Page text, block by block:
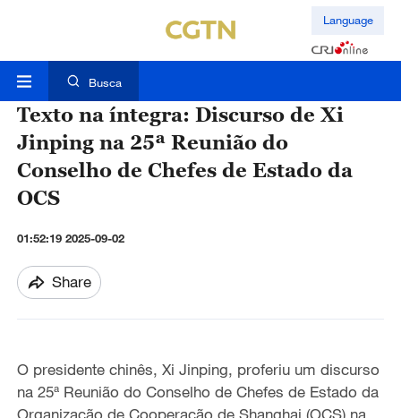
Language
Busca
Texto na íntegra: Discurso de Xi
Jinping na 25ª Reunião do
Conselho de Chefes de Estado da
OCS
01:52:19 2025-09-02
Share
O presidente chinês, Xi Jinping, proferiu um discurso
na 25ª Reunião do Conselho de Chefes de Estado da